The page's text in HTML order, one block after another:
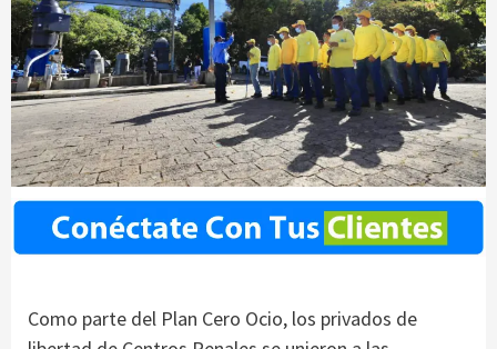
Como parte del Plan Cero Ocio, los privados de